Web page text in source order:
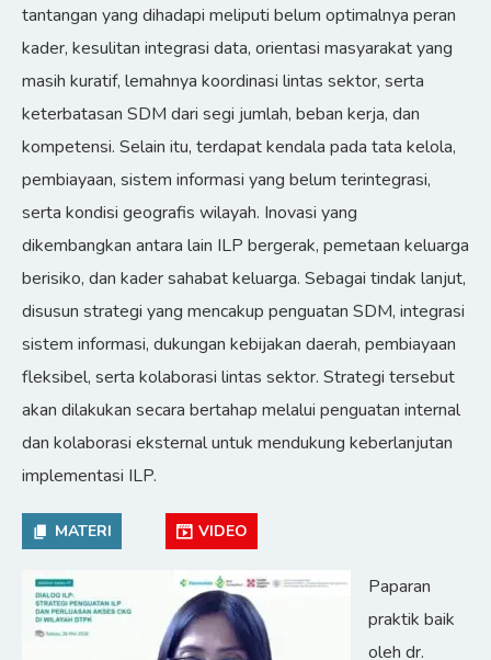
tantangan yang dihadapi meliputi belum optimalnya peran
kader, kesulitan integrasi data, orientasi masyarakat yang
masih kuratif, lemahnya koordinasi lintas sektor, serta
keterbatasan SDM dari segi jumlah, beban kerja, dan
kompetensi. Selain itu, terdapat kendala pada tata kelola,
pembiayaan, sistem informasi yang belum terintegrasi,
serta kondisi geografis wilayah. Inovasi yang
dikembangkan antara lain ILP bergerak, pemetaan keluarga
berisiko, dan kader sahabat keluarga. Sebagai tindak lanjut,
disusun strategi yang mencakup penguatan SDM, integrasi
sistem informasi, dukungan kebijakan daerah, pembiayaan
fleksibel, serta kolaborasi lintas sektor. Strategi tersebut
akan dilakukan secara bertahap melalui penguatan internal
dan kolaborasi eksternal untuk mendukung keberlanjutan
implementasi ILP.
MATERI VIDEO
Paparan
praktik baik
oleh dr.